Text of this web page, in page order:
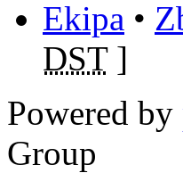
Ekipa •
DST]
Powered by
Group